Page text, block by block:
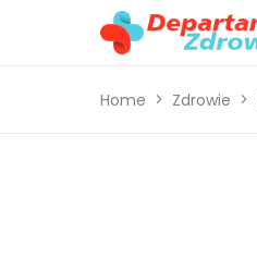
Home Zdrowie